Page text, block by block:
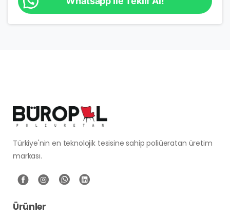
Türkiye'nin en teknolojik tesisine sahip poliüeratan üretim
markası.
Ürünler